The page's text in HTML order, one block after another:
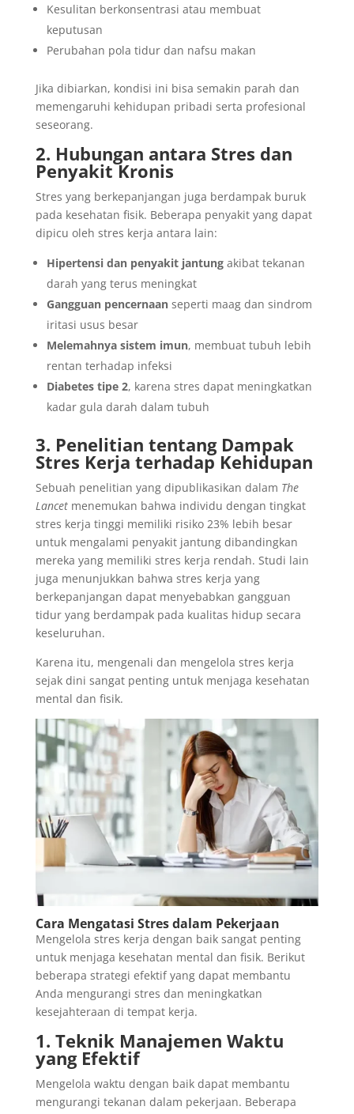
Kesulitan berkonsentrasi atau membuat
keputusan
Perubahan pola tidur dan nafsu makan
Jika dibiarkan, kondisi ini bisa semakin parah dan
memengaruhi kehidupan pribadi serta profesional
seseorang.
2. Hubungan antara Stres dan
Penyakit Kronis
Stres yang berkepanjangan juga berdampak buruk
pada kesehatan fisik. Beberapa penyakit yang dapat
dipicu oleh stres kerja antara lain:
Hipertensi dan penyakit jantungakibat tekanan
darah yang terus meningkat
Gangguan pencernaanseperti maag dan sindrom
iritasi usus besar
Melemahnya sistem imun, membuat tubuh lebih
rentan terhadap infeksi
Diabetes tipe 2, karena stres dapat meningkatkan
kadar gula darah dalam tubuh
3. Penelitian tentang Dampak
Stres Kerja terhadap Kehidupan
Sebuah penelitian yang dipublikasikan dalam The
Lancetmenemukan bahwa individu dengan tingkat
stres kerja tinggi memiliki risiko 23% lebih besar
untuk mengalami penyakit jantung dibandingkan
mereka yang memiliki stres kerja rendah. Studi lain
juga menunjukkan bahwa stres kerja yang
berkepanjangan dapat menyebabkan gangguan
tidur yang berdampak pada kualitas hidup secara
keseluruhan.
Karena itu, mengenali dan mengelola stres kerja
sejak dini sangat penting untuk menjaga kesehatan
mental dan fisik.
Cara Mengatasi Stres dalam Pekerjaan
Mengelola stres kerja dengan baik sangat penting
untuk menjaga kesehatan mental dan fisik. Berikut
beberapa strategi efektif yang dapat membantu
Anda mengurangi stres dan meningkatkan
kesejahteraan di tempat kerja.
1. Teknik Manajemen Waktu
yang Efektif
Mengelola waktu dengan baik dapat membantu
mengurangi tekanan dalam pekerjaan. Beberapa